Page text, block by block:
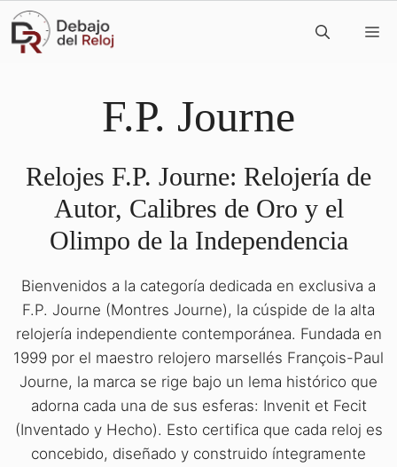
Saltar
contenido
F.P. Journe
Relojes F.P. Journe: Relojería de
Autor, Calibres de Oro y el
Olimpo de la Independencia
Bienvenidos a la categoría dedicada en exclusiva a
F.P. Journe (Montres Journe), la cúspide de la alta
relojería independiente contemporánea. Fundada en
1999 por el maestro relojero marsellés François-Paul
Journe, la marca se rige bajo un lema histórico que
adorna cada una de sus esferas: Invenit et Fecit
(Inventado y Hecho). Esto certifica que cada reloj es
concebido, diseñado y construido íntegramente